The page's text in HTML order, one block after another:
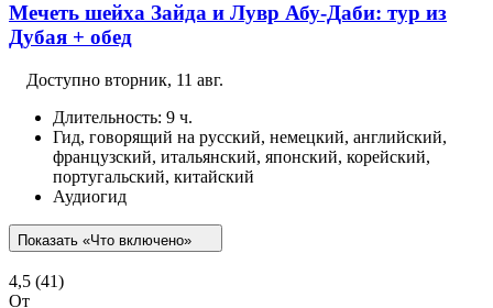
Мечеть шейха Зайда и Лувр Абу-Даби: тур из
Дубая + обед
Доступно вторник, 11 авг.
Длительность: 9 ч.
Гид, говорящий на русский, немецкий, английский,
французский, итальянский, японский, корейский,
португальский, китайский
Аудиогид
Показать «Что включено»
4,5 (41)
От